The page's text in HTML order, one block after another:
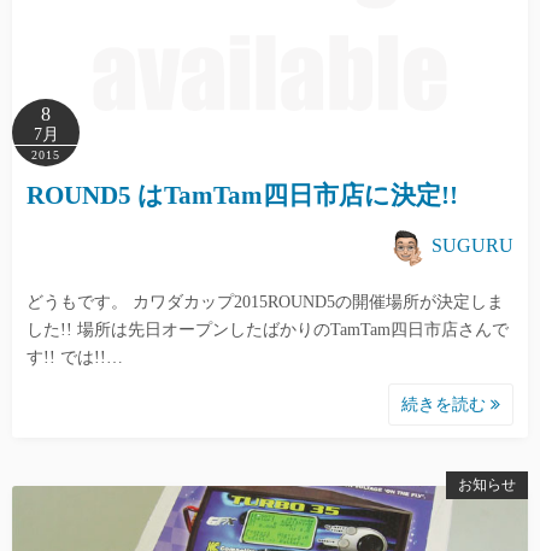
8
7月
2015
ROUND5 はTamTam四日市店に決定!!
SUGURU
どうもです。 カワダカップ2015ROUND5の開催場所が決定しま
した!! 場所は先日オープンしたばかりのTamTam四日市店さんで
す!! では!!…
続きを読む
お知らせ